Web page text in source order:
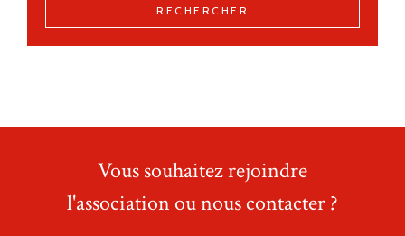
RECHERCHER
Vous souhaitez rejoindre
l'association ou nous contacter ?